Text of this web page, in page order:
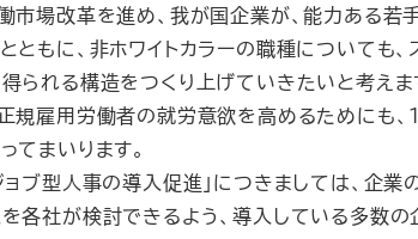
市場改革を進め、我が国企業が、能力ある若
ともに、非ホワイトカラーの職種についても
られる構造をつくり上げていきたいと考えま
規雇用労働者の就労意欲を高めるためにも
てまいります。
ョブ型人事の導入促進」につきましては、企
各社が検討できるよう、導入している多数